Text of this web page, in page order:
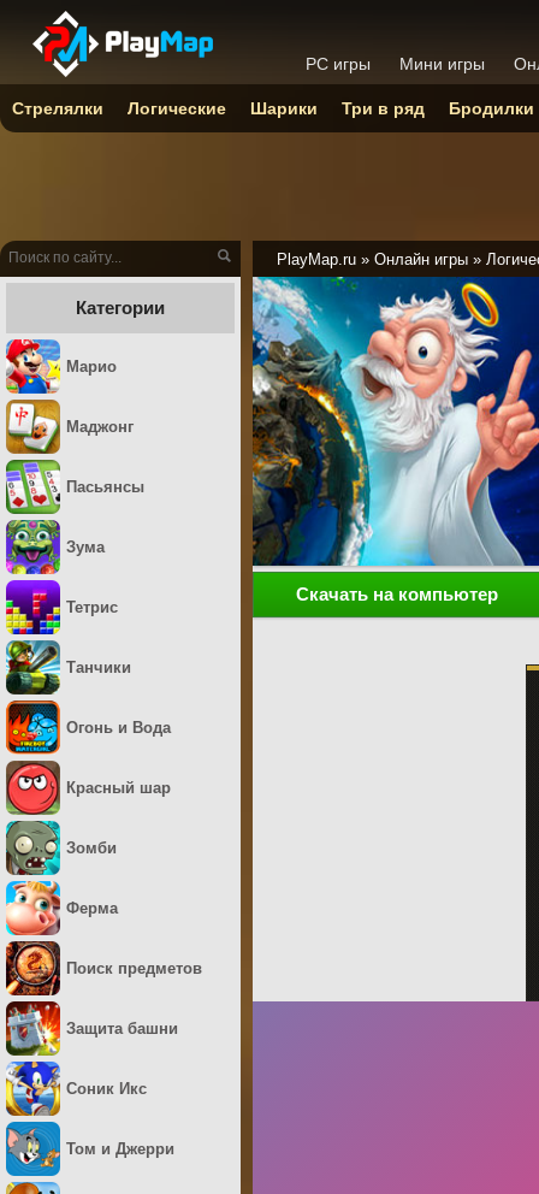
PlayMap.ru » Онлайн игры »
Скачать на компьютер
Категории
Марио
Маджонг
Пасьянсы
Зума
Тетрис
Танчики
Огонь и Вода
Красный шар
Зомби
Ферма
Поиск предметов
Защита башни
Соник Икс
Том и Джерри
PC игры Мини игры
Стрелялки Логические Шарики Три в ряд Бродилки